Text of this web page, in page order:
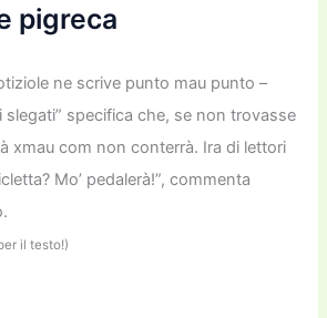
pigreca
ne scrive punto mau punto –
slegati” specifica che, se non trovasse
xmau com non conterrà. Ira di lettori
Mo’ pedalerà!”, commenta
il testo!)